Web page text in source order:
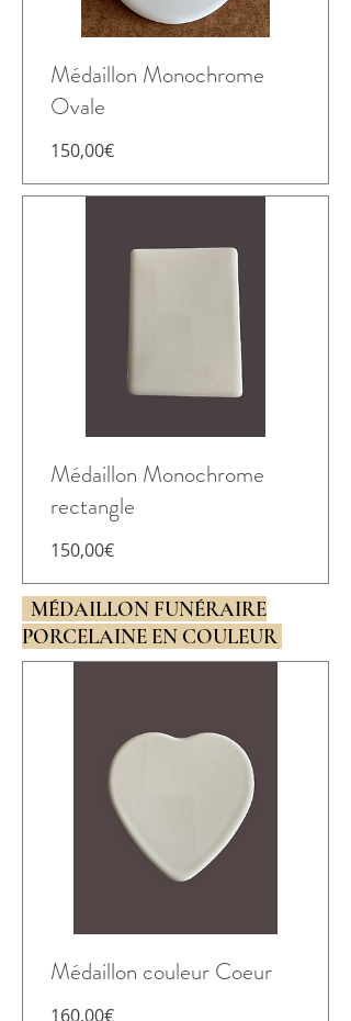
Médaillon Monochrome
Ovale
150,00€Prix
Médaillon Monochrome
rectangle
150,00€Prix
MÉDAILLON FUNÉRAIRE
PORCELAINE EN COULEUR
Médaillon couleur Coeur
160,00€Prix